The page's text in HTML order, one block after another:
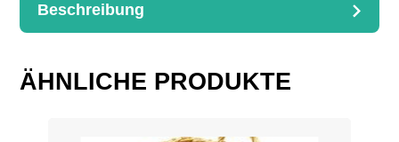
Beschreibung
D. 50 H. 70 cm
ÄHNLICHE PRODUKTE